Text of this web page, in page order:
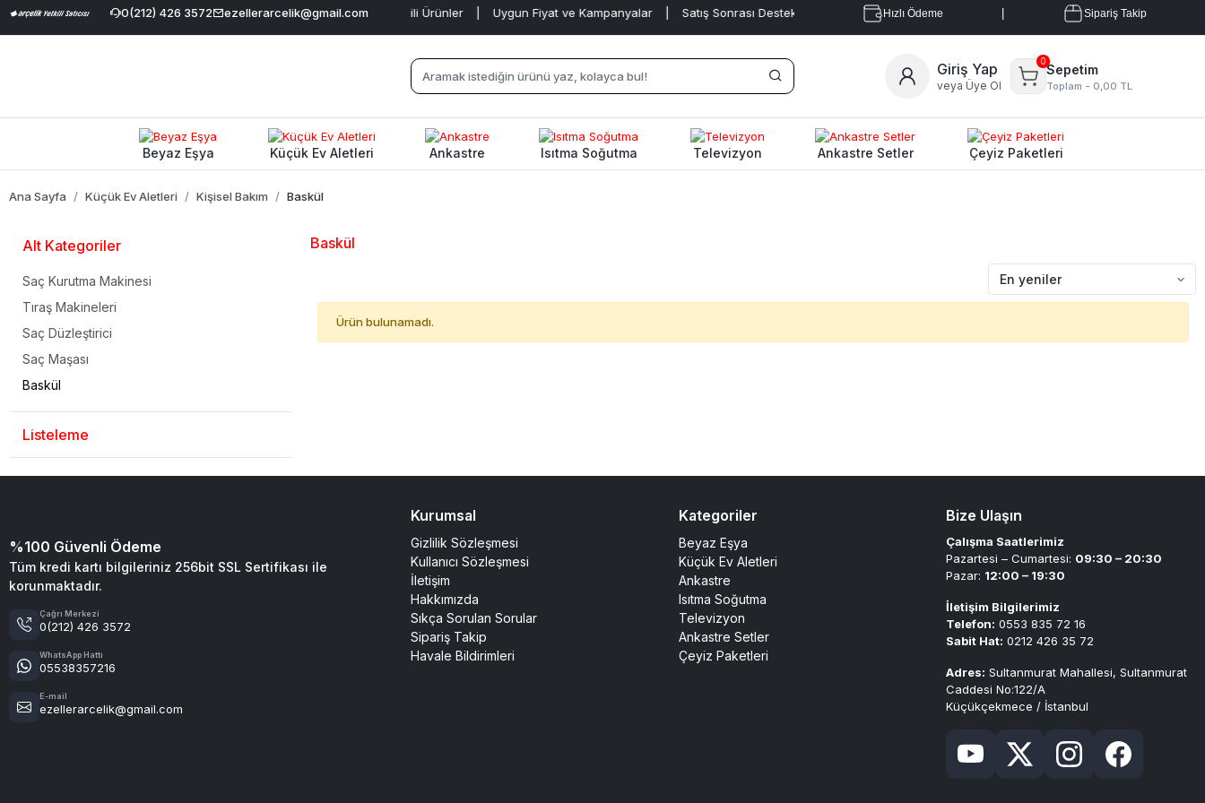
0(212) 426 3572 ezellerarcelik@gmail.com
Havale İndirimi Geniş Ürün Yelpazesi | %100 Orijinal ve Garantili Ürünler | Uygun Fiyat ve Kampanyalar | Satış Sonrası Destek Hızlı Ödeme Sipariş Takip
Giriş Yap
veya Üye Ol
0
Sepetim
Toplam - 0,00 TL
Beyaz Eşya Küçük Ev Aletleri Ankastre Isıtma Soğutma Televizyon Ankastre Setler Çeyiz Paketleri
Ana Sayfa Küçük Ev Aletleri Kişisel Bakım Baskül
Alt Kategoriler
Saç Kurutma Makinesi
Tıraş Makineleri
Saç Düzleştirici
Saç Maşası
Baskül
Listeleme
Baskül
Ürün bulunamadı.
%100 Güvenli Ödeme
Tüm kredi kartı bilgileriniz 256bit SSL Sertifikası ile
korunmaktadır.
Çağrı Merkezi
0(212) 426 3572
WhatsApp Hattı
05538357216
E-mail
ezellerarcelik@gmail.com
Kurumsal
Gizlilik Sözleşmesi
Kullanıcı Sözleşmesi
İletişim
Hakkımızda
Sıkça Sorulan Sorular
Sipariş Takip
Havale Bildirimleri
Kategoriler
Beyaz Eşya
Küçük Ev Aletleri
Ankastre
Isıtma Soğutma
Televizyon
Ankastre Setler
Çeyiz Paketleri
Bize Ulaşın
Çalışma Saatlerimiz
Pazartesi – Cumartesi: 09:30 – 20:30
Pazar: 12:00 – 19:30
İletişim Bilgilerimiz
Telefon: 0553 835 72 16
Sabit Hat: 0212 426 35 72
Adres: Sultanmurat Mahallesi, Sultanmurat
Caddesi No:122/A
Küçükçekmece / İstanbul